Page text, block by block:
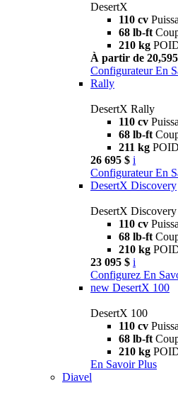
DesertX
110 cv
68 lb-ft
210 kg
À partir de
Configurateur En
Rally
DesertX Rally
110 cv
68 lb-ft
211 kg
26 695 $ i
Configurateur En
DesertX Discovery
DesertX Discovery
110 cv
68 lb-ft
210 kg
23 095 $ i
Configurez En
new DesertX 100
DesertX 100
110 cv
68 lb-ft
210 kg
En Savoir Plus
Diavel